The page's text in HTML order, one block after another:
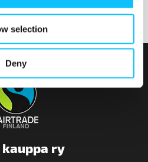
selection
Deny
ry